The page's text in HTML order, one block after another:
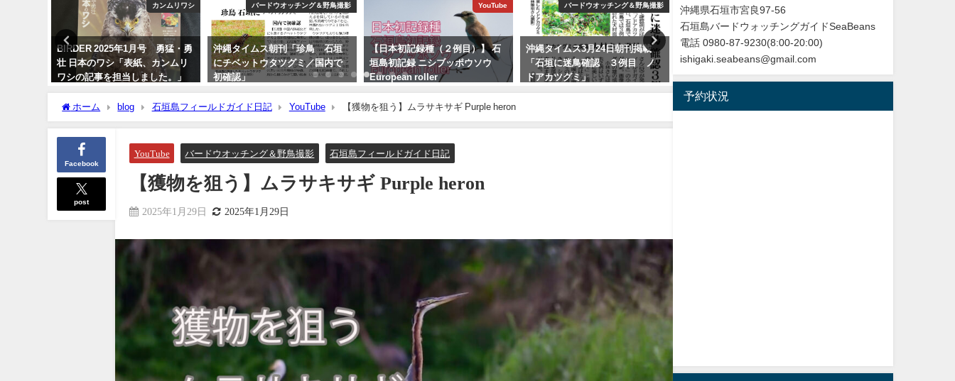
カンムリワシ
年1月号 勇猛・勇
シ「表紙、カンムリ
を担当しました。」
バードウオッチング＆野鳥撮影
沖縄タイムス朝刊「珍鳥 石垣
にチベットウタツグミ／国内で
初確認」
【日本初記録種（２例目）】 石
垣島初記録 ニシブッポウソウ
European roller
バードウオッチング＆野鳥撮影
沖縄タイムス3月24日朝刊掲載
「石垣に迷鳥確認 ３例目 ノ
ドアカツグミ」
YouTube
【枝で休む】ヤツガシラ
Eurasian Hoopoe
2026年3月3日
バードウオッチング＆野鳥撮影
再放送のお知らせ：イロトリド
リ～沖縄・八重山諸島編～
NHK BS４K
ホーム blog 石垣島フィールドガイド日記 YouTube 【獲物を狙う】ムラサキサギ Purple heron
Facebook
post
YouTube バードウオッチング＆野鳥撮影 石垣島フィールドガイド日記
【獲物を狙う】ムラサキサギ Purple heron
2025年1月29日 2025年1月29日
沖縄県石垣市宮良97-56
石垣島バードウォッチングガイドSeaBeans
電話 0980-87-9230(8:00-20:00)
ishigaki.seabeans@gmail.com
予約状況